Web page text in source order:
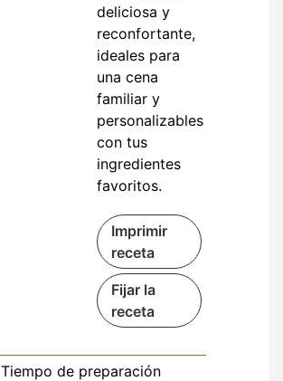
deliciosa y
reconfortante,
ideales para
una cena
familiar y
personalizables
con tus
ingredientes
favoritos.
Imprimir
receta
Fijar la
receta
Tiempo de preparación